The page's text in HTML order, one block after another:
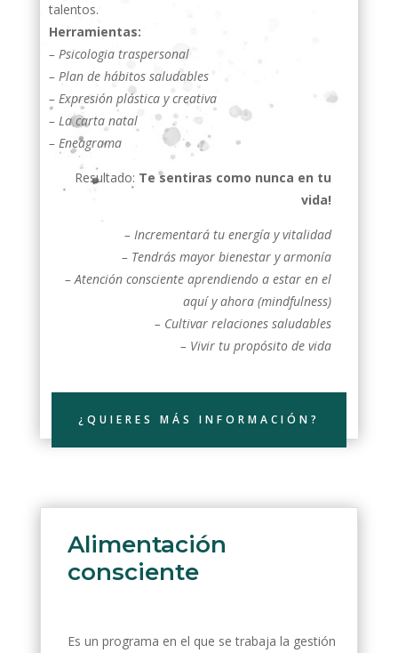
talentos.
Herramientas:
– Psicologia traspersonal
– Plan de hábitos saludables
– Expresión plástica y creativa
– La carta natal
– Eneagrama
Resultado: Te sentiras como nunca en tu
vida!
– Incrementará tu energía y vitalidad
– Tendrás mayor bienestar y armonía
– Atención consciente aprendiendo a estar en el
aquí y ahora (mindfulness)
– Cultivar relaciones saludables
– Vivir tu propósito de vida
¿QUIERES MÁS INFORMACIÓN?
esencia
Alimentación
consciente
Es un programa en el que se trabaja la gestión